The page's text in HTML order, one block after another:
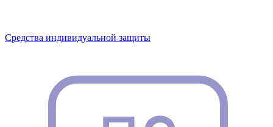
Средства индивидуальной защиты